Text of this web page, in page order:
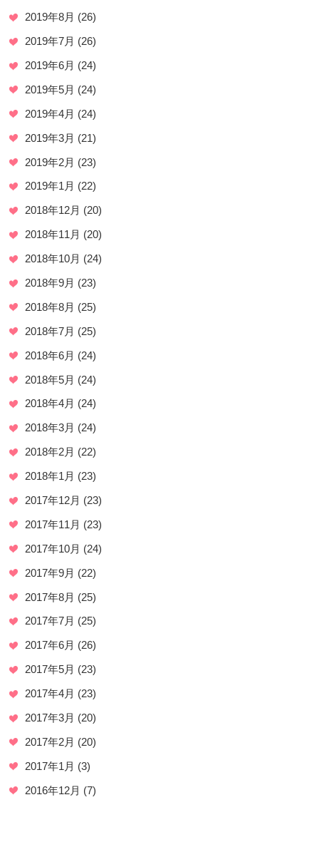
2019年8月 (26)
2019年7月 (26)
2019年6月 (24)
2019年5月 (24)
2019年4月 (24)
2019年3月 (21)
2019年2月 (23)
2019年1月 (22)
2018年12月 (20)
2018年11月 (20)
2018年10月 (24)
2018年9月 (23)
2018年8月 (25)
2018年7月 (25)
2018年6月 (24)
2018年5月 (24)
2018年4月 (24)
2018年3月 (24)
2018年2月 (22)
2018年1月 (23)
2017年12月 (23)
2017年11月 (23)
2017年10月 (24)
2017年9月 (22)
2017年8月 (25)
2017年7月 (25)
2017年6月 (26)
2017年5月 (23)
2017年4月 (23)
2017年3月 (20)
2017年2月 (20)
2017年1月 (3)
2016年12月 (7)